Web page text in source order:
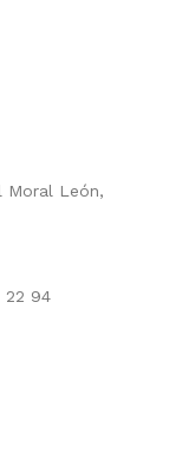
Moral León,
22 94